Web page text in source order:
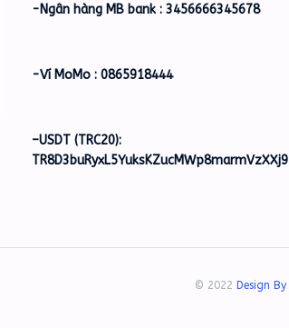
-Ngân hàng MB bank : 3456666345678
-Ví MoMo : 0865918444
–USDT (TRC20):
TR8D3buRyxL5YuksKZucMWp8marmVzXXj9
© 2022 Design By